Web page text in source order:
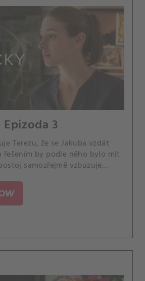
3
Terezu, že se Jakuba vzdát
řešením by podle něho bylo mít
samozřejmě vzbuzuje